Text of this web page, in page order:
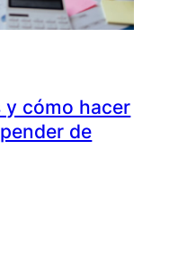
y cómo hacer
de